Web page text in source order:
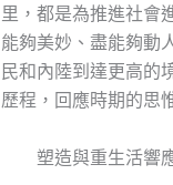
里，都是為推進社會
能夠美妙、盡能夠動
民和內陸到達更高的
歷程，回應時期的思
塑造與重生活響